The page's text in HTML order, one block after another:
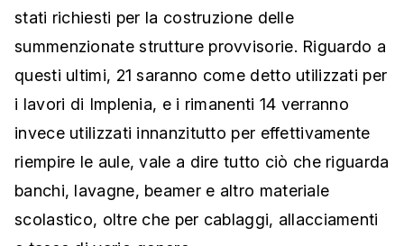
stati richiesti per la costruzione delle
summenzionate strutture provvisorie. Riguardo a
questi ultimi, 21 saranno come detto utilizzati per
i lavori di Implenia, e i rimanenti 14 verranno
invece utilizzati innanzitutto per effettivamente
riempire le aule, vale a dire tutto ciò che riguarda
banchi, lavagne, beamer e altro materiale
scolastico, oltre che per cablaggi, allacciamenti